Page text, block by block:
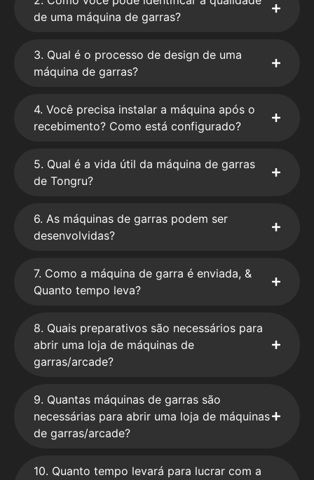
de uma máquina de garras?
3. Qual é o processo de design de uma
máquina de garras?
4. Você precisa instalar a máquina após o
recebimento? Como está configurado?
5. Qual é a vida útil da máquina de garras
de Tongru?
6. As máquinas de garras podem ser
desenvolvidas?
7. Como a máquina de garra é enviada, &
Quanto tempo leva?
8. Quais preparativos são necessários para
abrir uma loja de máquinas de
garras/arcade?
9. Quantas máquinas de garras são
necessárias para abrir uma loja de máquinas
de garras/arcade?
10. Quanto tempo levará para lucrar com a